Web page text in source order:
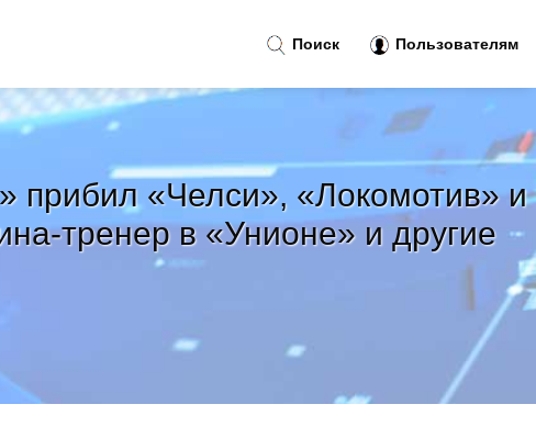
прибил «Челси», «Локомотив» и
тренер в «Унионе» и другие
Поиск Пользователям